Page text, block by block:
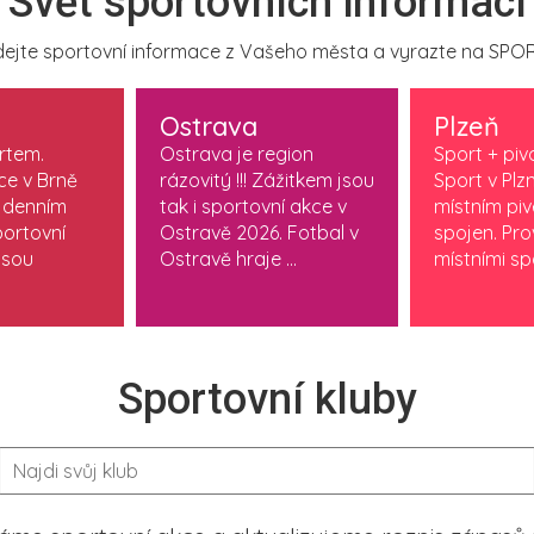
sportovní informace z Vašeho města a vyrazte na
v Brně
Ostrava
Ostrava je region
rázovitý !!! Zážitkem jsou
tak i sportovní akce v
Ostravě 2026. Fotbal v
Ostravě hraje ...
Plzeň
Sport +
Sport v
místním
spojen.
místními
Sportovní kluby